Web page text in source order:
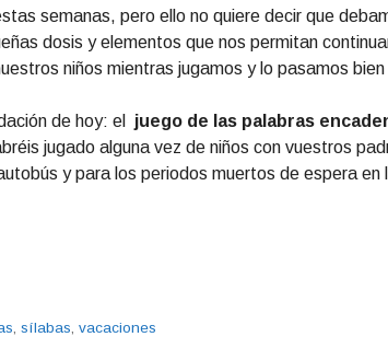
semanas, pero ello no quiere decir que
dosis y elementos que nos permitan
niños mientras jugamos y lo pasamos bien
de hoy: el juego de las palabras
jugado alguna vez de niños con vuestros
y para los periodos muertos de espera en
sílabas vacaciones